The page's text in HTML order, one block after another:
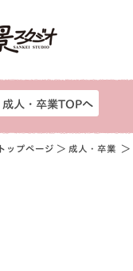
成人・卒業TOPへ
トップページ ＞ 成人・卒業 ＞